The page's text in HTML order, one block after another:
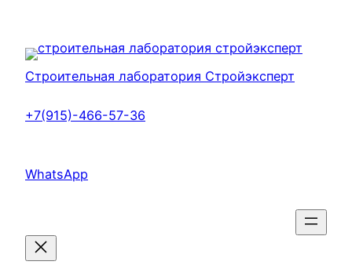
содержимому
Строительная лаборатория Стройэксперт
+7(915)-466-57-36
WhatsApp